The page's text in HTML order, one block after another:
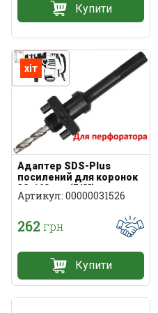
Купити
хіт
Адаптер SDS-Plus
посилений для коронок
32-140 мм (5/8")
Артикул: 00000031526
262 грн
Купити